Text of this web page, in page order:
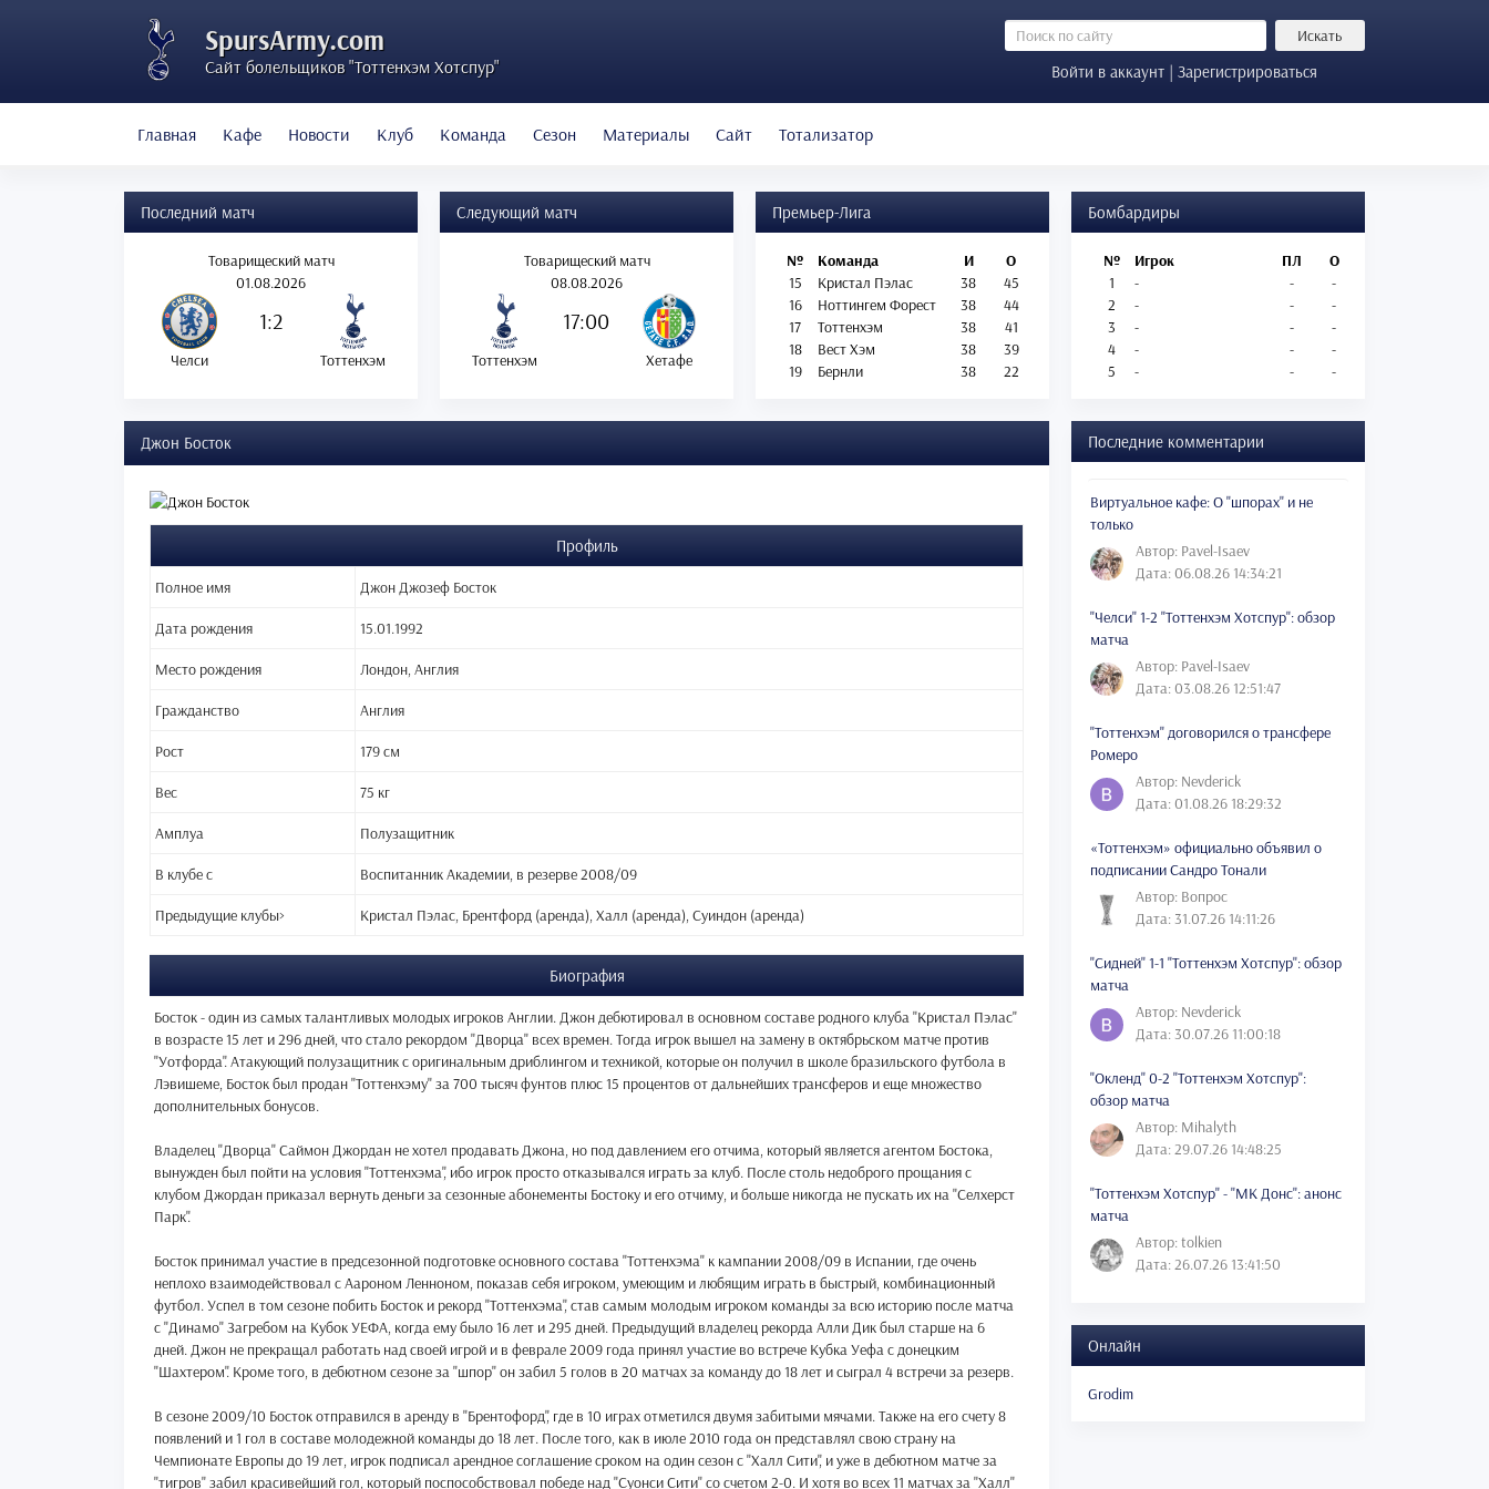
SpursArmy.com
Сайт болельщиков "Тоттенхэм Хотспур"
Искать
Войти в аккаунт | Зарегистрироваться
Главная Кафе Новости Клуб Команда Сезон Материалы Сайт Тотализатор
Последний матч
Товарищеский матч
01.08.2026
1:2
Челси Тоттенхэм
Следующий матч
Товарищеский матч
08.08.2026
17:00
Тоттенхэм Хетафе
Премьер-Лига
№ Команда И
О
15
Кристал Пэлас 38
45
16
Ноттингем Форест 38
44
17
Тоттенхэм 38
41
18
Вест Хэм 38
39
19
Бернли 38 22
Бомбардиры
№ Игрок ПЛ
О
1
- -
-
2
- -
-
3
- -
-
4
- -
-
5
- - -
Джон Босток
Профиль
Полное имя Джон Джозеф Босток
Дата рождения 15.01.1992
Место рождения Лондон, Англия
Гражданство Англия
Рост 179 см
Вес 75 кг
Амплуа Полузащитник
В клубе с Воспитанник Академии, в резерве 2008/09
Предыдущие клубы> Кристал Пэлас, Брентфорд (аренда), Халл (аренда), Суиндон (аренда)
Биография
Босток - один из самых талантливых молодых игроков Англии. Джон дебютировал в основном составе родного клуба "Кристал Пэлас"
в возрасте 15 лет и 296 дней, что стало рекордом "Дворца" всех времен. Тогда игрок вышел на замену в октябрьском матче против
"Уотфорда". Атакующий полузащитник с оригинальным дриблингом и техникой, которые он получил в школе бразильского футбола в
Лэвишеме, Босток был продан "Тоттенхэму" за 700 тысяч фунтов плюс 15 процентов от дальнейших трансферов и еще множество
дополнительных бонусов.
Владелец "Дворца" Саймон Джордан не хотел продавать Джона, но под давлением его отчима, который является агентом Бостока,
вынужден был пойти на условия "Тоттенхэма", ибо игрок просто отказывался играть за клуб. После столь недоброго прощания с
клубом Джордан приказал вернуть деньги за сезонные абонементы Бостоку и его отчиму, и больше никогда не пускать их на "Селхерст
Парк".
Босток принимал участие в предсезонной подготовке основного состава "Тоттенхэма" к кампании 2008/09 в Испании, где очень
неплохо взаимодействовал с Аароном Ленноном, показав себя игроком, умеющим и любящим играть в быстрый, комбинационный
футбол. Успел в том сезоне побить Босток и рекорд "Тоттенхэма", став самым молодым игроком команды за всю историю после матча
с "Динамо" Загребом на Кубок УЕФА, когда ему было 16 лет и 295 дней. Предыдущий владелец рекорда Алли Дик был старше на 6
дней. Джон не прекращал работать над своей игрой и в феврале 2009 года принял участие во встрече Кубка Уефа с донецким
"Шахтером". Кроме того, в дебютном сезоне за "шпор" он забил 5 голов в 20 матчах за команду до 18 лет и сыграл 4 встречи за резерв.
В сезоне 2009/10 Босток отправился в аренду в "Брентофорд", где в 10 играх отметился двумя забитыми мячами. Также на его счету 8
появлений и 1 гол в составе молодежной команды до 18 лет. После того, как в июле 2010 года он представлял свою страну на
Чемпионате Европы до 19 лет, игрок подписал арендное соглашение сроком на один сезон с "Халл Сити", и уже в дебютном матче за
"тигров" забил красивейший гол, который поспособствовал победе над "Суонси Сити" со счетом 2-0. И хотя во всех 11 матчах за "Халл"
Последние комментарии
Виртуальное кафе: О "шпорах" и не
только
Автор: Pavel-Isaev
Дата: 06.08.26 14:34:21
"Челси" 1-2 "Тоттенхэм Хотспур": обзор
матча
Автор: Pavel-Isaev
Дата: 03.08.26 12:51:47
"Тоттенхэм" договорился о трансфере
Ромеро
Автор: Nevderick
Дата: 01.08.26 18:29:32
«Тоттенхэм» официально объявил о
подписании Сандро Тонали
Автор: Вопрос
Дата: 31.07.26 14:11:26
"Сидней" 1-1 "Тоттенхэм Хотспур": обзор
матча
Автор: Nevderick
Дата: 30.07.26 11:00:18
"Окленд" 0-2 "Тоттенхэм Хотспур":
обзор матча
Автор: Mihalyth
Дата: 29.07.26 14:48:25
"Тоттенхэм Хотспур" - "МК Донс": анонс
матча
Автор: tolkien
Дата: 26.07.26 13:41:50
Онлайн
Grodim